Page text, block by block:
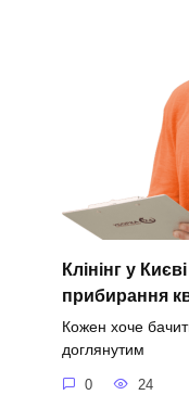
Клінінг у
прибирання
Кожен хоче
доглянутим
0 24